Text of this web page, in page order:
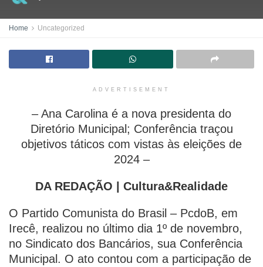
Home Uncategorized
ADVERTISEMENT
– Ana Carolina é a nova presidenta do
Diretório Municipal; Conferência traçou
objetivos táticos com vistas às eleições de
2024 –
DA REDAÇÃO | Cultura&Realidade
O Partido Comunista do Brasil – PcdoB, em
Irecê, realizou no último dia 1º de novembro,
no Sindicato dos Bancários, sua Conferência
Municipal. O ato contou com a participação de